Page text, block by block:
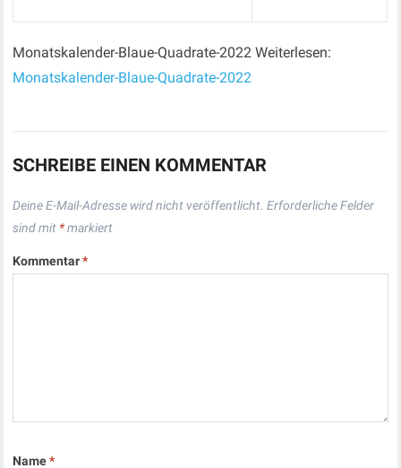
Monatskalender-Blaue-Quadrate-2022 Weiterlesen:
Monatskalender-Blaue-Quadrate-2022
SCHREIBE EINEN KOMMENTAR
Deine E-Mail-Adresse wird nicht veröffentlicht. Erforderliche Felder
sind mit *markiert
Kommentar*
Name*